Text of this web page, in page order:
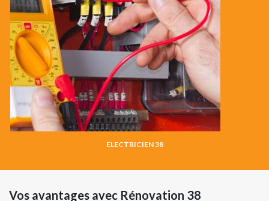
ELECTRICIEN 38
Vos avantages avec Rénovation 38